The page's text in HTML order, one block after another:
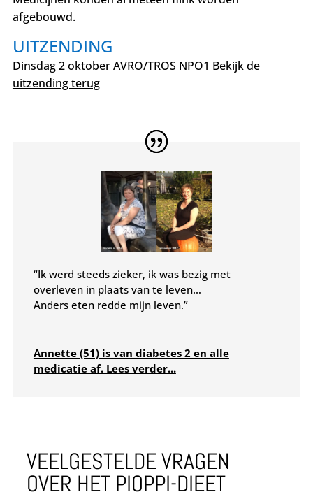
afgebouwd.
UITZENDING
Dinsdag 2 oktober AVRO/TROS NPO1 Bekijk de
uitzending terug
“Ik werd steeds zieker, ik was bezig met
overleven in plaats van te leven…
Anders eten redde mijn leven.”
Annette (51) is van diabetes 2 en alle
medicatie af. Lees verder...
VEELGESTELDE VRAGEN
OVER HET PIOPPI-DIEET